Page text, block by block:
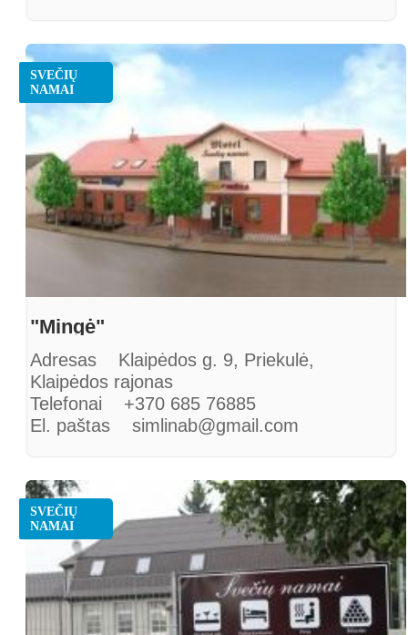
SVEČIŲ
NAMAI
"Mingė"
Adresas Klaipėdos g. 9, Priekulė,
Klaipėdos rajonas
Telefonai +370 685 76885
El. paštas simlinab@gmail.com
SVEČIŲ
NAMAI